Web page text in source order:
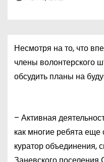
Несмотря на то, что
члены волонтерского
обсудить планы на
– Активная
как многие ребята еще
куратор объединения,